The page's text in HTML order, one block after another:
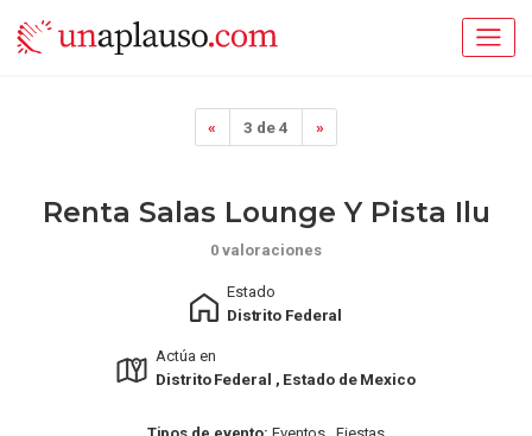
« 3 de 4 »
Renta Salas Lounge Y Pista Ilu
0 valoraciones
Estado
Distrito Federal
Actúa en
Distrito Federal , Estado de Mexico